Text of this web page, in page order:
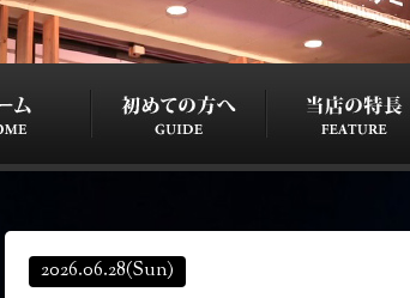
2026.06.28(Sun)